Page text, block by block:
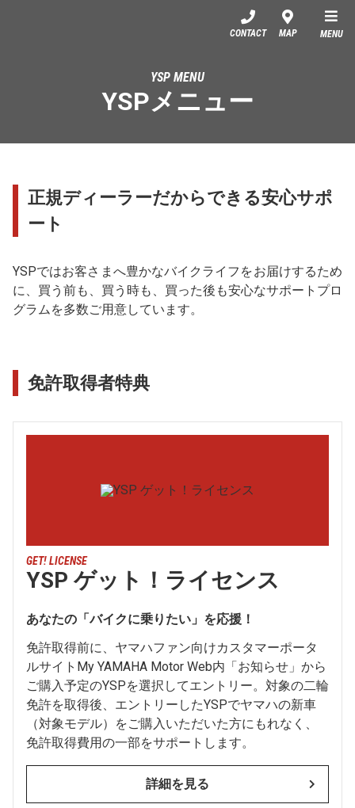
CONTACT MAP MENU
YSP MENU
YSPメニュー
正規ディーラーだからできる安心サポ
ート
YSPではお客さまへ豊かなバイクライフをお届けするため
に、買う前も、買う時も、買った後も安心なサポートプロ
グラムを多数ご用意しています。
免許取得者特典
GET! LICENSE
YSP ゲット！ライセンス
あなたの「バイクに乗りたい」を応援！
免許取得前に、ヤマハファン向けカスタマーポータ
ルサイトMy YAMAHA Motor Web内「お知らせ」から
ご購入予定のYSPを選択してエントリー。対象の二輪
免許を取得後、エントリーしたYSPでヤマハの新車
（対象モデル）をご購入いただいた方にもれなく、
免許取得費用の一部をサポートします。
詳細を見る